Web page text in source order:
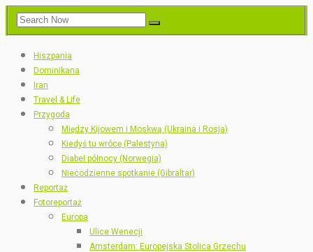
Hiszpania
Dominikana
Iran
Travel & Life
Przygoda
Między Kijowem i Moskwą (Ukraina i Rosja)
Kiedyś tu wrócę (Palestyna)
Diabeł północy (Norwegia)
Niecodzienne spotkanie (Gibraltar)
Reportaż
Fotoreportaż
Europa
Ulice Wenecji
Amsterdam: Europejska Stolica Grzechu